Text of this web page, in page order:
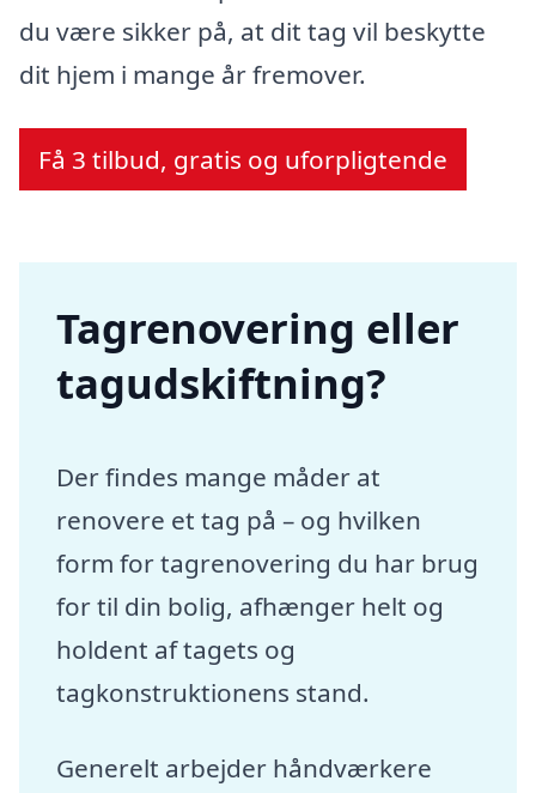
du være sikker på, at dit tag vil beskytte
dit hjem i mange år fremover.
Få 3 tilbud, gratis og uforpligtende
Tagrenovering eller
tagudskiftning?
Der findes mange måder at
renovere et tag på – og hvilken
form for tagrenovering du har brug
for til din bolig, afhænger helt og
holdent af tagets og
tagkonstruktionens stand.
Generelt arbejder håndværkere